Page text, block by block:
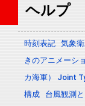
ヘルプ
時刻表記 気象衛
きのアニメーシ
カ海軍） Joint
構成
台風観測